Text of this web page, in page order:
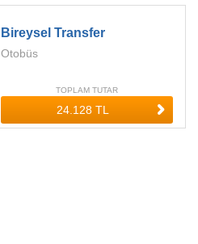
Bireysel Transfer
Otobüs
TOPLAM TUTAR